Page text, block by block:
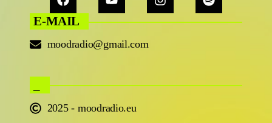
E-MAIL
moodradio@gmail.com
2025 - moodradio.eu